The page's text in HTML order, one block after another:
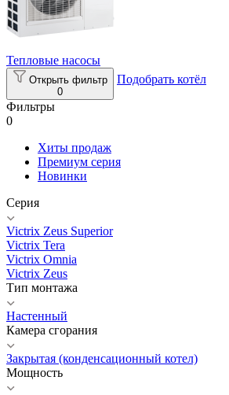
Тепловые насосы
Открыть фильтр
0
Подобрать котёл
Фильтры
0
Хиты продаж
Премиум серия
Новинки
Серия
Victrix Zeus Superior
Victrix Tera
Victrix Omnia
Victrix Zeus
Тип монтажа
Настенный
Камера сгорания
Закрытая (конденсационный котел)
Мощность